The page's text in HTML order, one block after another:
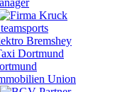
Bremshey